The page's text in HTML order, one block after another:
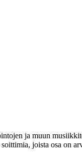
ja muun
joista osa on